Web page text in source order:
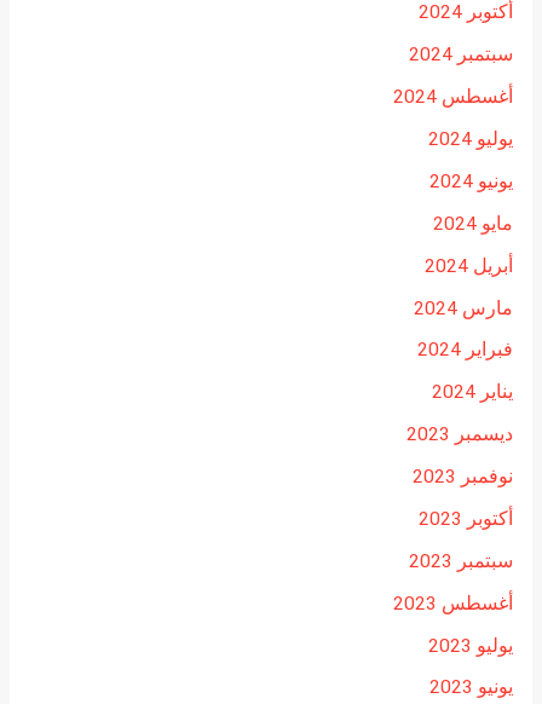
أكتوبر 2024
سبتمبر 2024
أغسطس 2024
يوليو 2024
يونيو 2024
مايو 2024
أبريل 2024
مارس 2024
فبراير 2024
يناير 2024
ديسمبر 2023
نوفمبر 2023
أكتوبر 2023
سبتمبر 2023
أغسطس 2023
يوليو 2023
يونيو 2023